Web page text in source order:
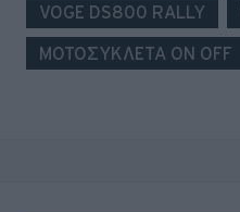
VOGE DS800 RALLY
ΜΟΤΟΣΥΚΛΕΤΑ ON OFF